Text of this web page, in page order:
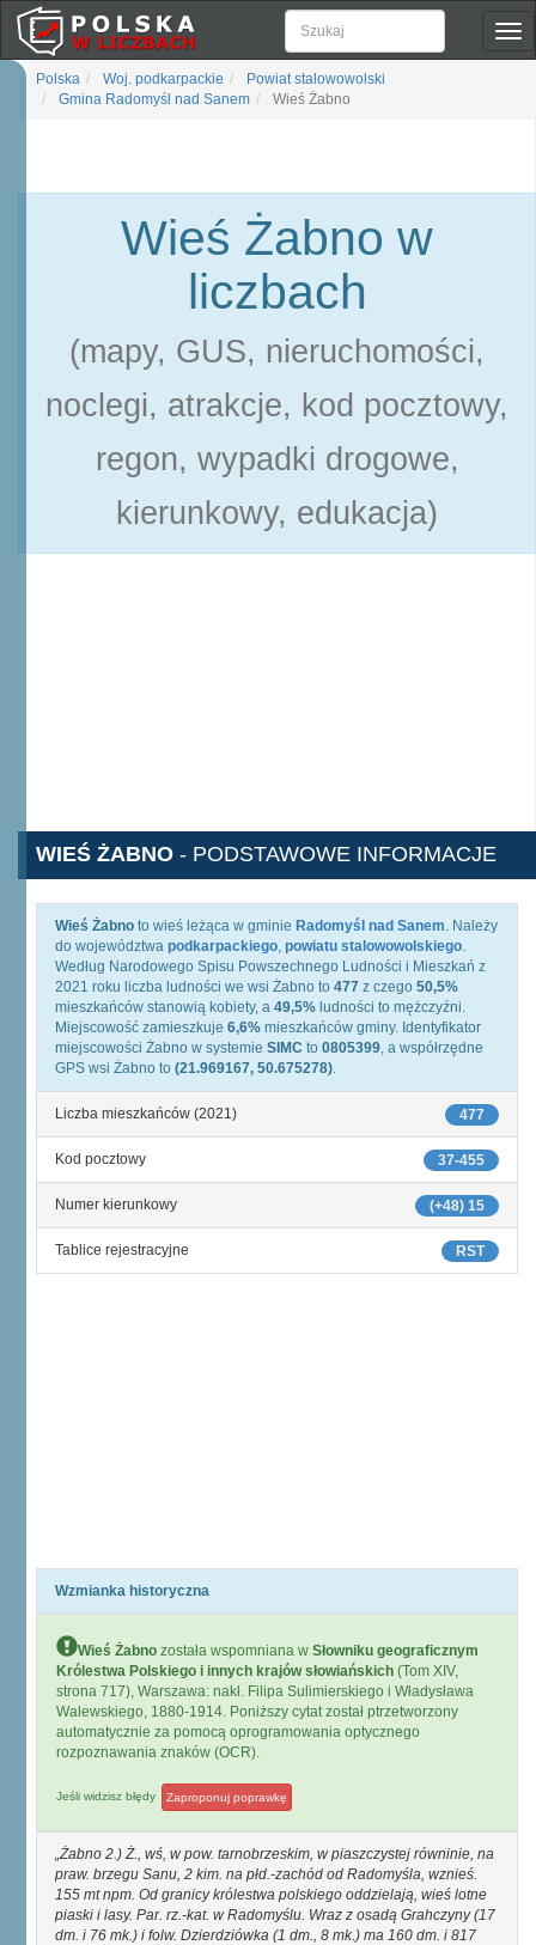
Polska Woj. podkarpackie
Powiat stalowowolski
Gmina Radomyśl nad Sanem
Wieś Żabno
Wieś Żabno w
liczbach
(mapy, GUS, nieruchomości,
noclegi, atrakcje, kod pocztowy,
regon, wypadki drogowe,
kierunkowy, edukacja)
WIEŚ ŻABNO - PODSTAWOWE INFORMACJE
Wieś Żabno to wieś leżąca w gminie Radomyśl nad Sanem. Należy
do województwa podkarpackiego, powiatu stalowowolskiego.
Według Narodowego Spisu Powszechnego Ludności i Mieszkań z
2021 roku liczba ludności we wsi Żabno to 477 z czego 50,5%
mieszkańców stanowią kobiety, a 49,5% ludności to mężczyźni.
Miejscowość zamieszkuje 6,6% mieszkańców gminy. Identyfikator
miejscowości Żabno w systemie SIMC to 0805399, a współrzędne
GPS wsi Żabno to (21.969167, 50.675278).
477
Liczba mieszkańców (2021)
37-455
Kod pocztowy
(+48) 15
Numer kierunkowy
RST
Tablice rejestracyjne
Wzmianka historyczna
Wieś Żabno została wspomniana w Słowniku geograficznym
Królestwa Polskiego i innych krajów słowiańskich (Tom XIV,
strona 717), Warszawa: nakł. Filipa Sulimierskiego i Władysława
Walewskiego, 1880-1914. Poniższy cytat został ptrzetworzony
automatycznie za pomocą oprogramowania optycznego
rozpoznawania znaków (OCR).
Jeśli widzisz błędy Zaproponuj poprawkę
Żabno 2.) Ż., wś, w pow. tarnobrzeskim, w piaszczystej równinie, na
praw. brzegu Sanu, 2 kim. na płd.-zachód od Radomyśla, wznieś.
155 mt npm. Od granicy królestwa polskiego oddzielają, wieś lotne
piaski i lasy. Par. rz.-kat. w Radomyślu. Wraz z osadą Grahczyny (17
dm. i 76 mk.) i folw. Dzierdziówka (1 dm., 8 mk.) ma 160 dm. i 817